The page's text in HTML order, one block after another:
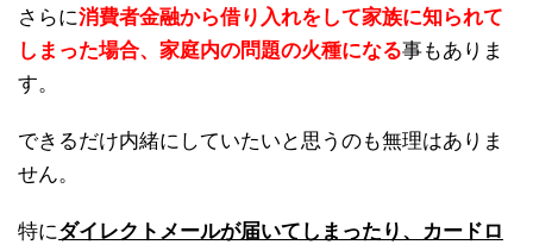
さらに消費者金融から借り入れをして家族に知られて
しまった場合、家庭内の問題の火種になる事もありま
す。
できるだけ内緒にしていたいと思うのも無理はありま
せん。
特にダイレクトメールが届いてしまったり、カードロ